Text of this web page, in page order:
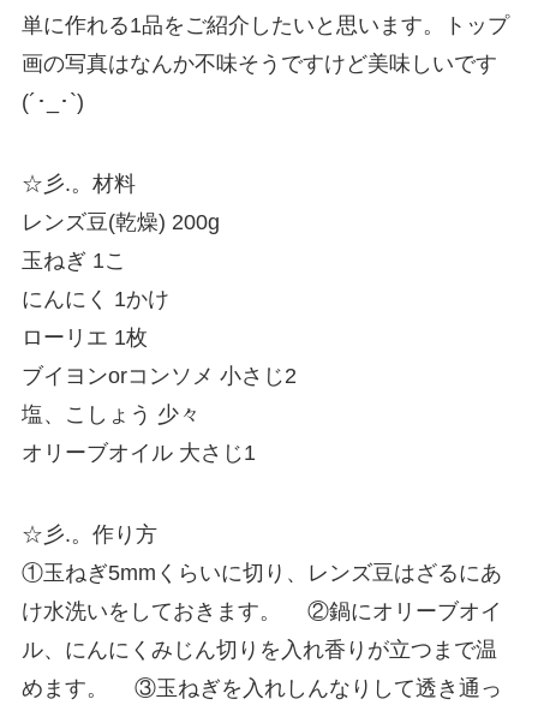
単に作れる1品をご紹介したいと思います。トップ
画の写真はなんか不味そうですけど美味しいです
(´･_･`)
☆彡.。材料
レンズ豆(乾燥) 200g
玉ねぎ 1こ
にんにく 1かけ
ローリエ 1枚
ブイヨンorコンソメ 小さじ2
塩、こしょう 少々
オリーブオイル 大さじ1
☆彡.。作り方
①玉ねぎ5mmくらいに切り、レンズ豆はざるにあ
け水洗いをしておきます。 ②鍋にオリーブオイ
ル、にんにくみじん切りを入れ香りが立つまで温
めます。 ③玉ねぎを入れしんなりして透き通っ